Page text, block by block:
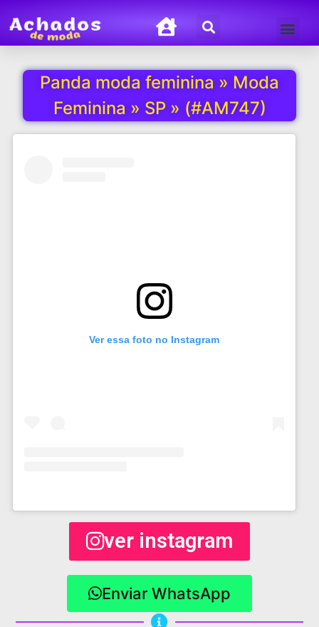
Panda moda feminina » Moda
Feminina » SP » (#AM747)
Ver essa foto no Instagram
ver instagram
Enviar WhatsApp